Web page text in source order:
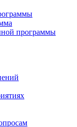
программы